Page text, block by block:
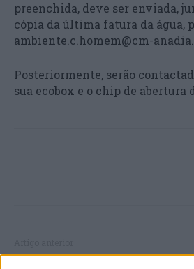
preenchida, deve ser enviada,
cópia da última fatura da água,
ambiente.c.homem@cm-
Posteriormente, serão
sua ecobox e o chip de abertura